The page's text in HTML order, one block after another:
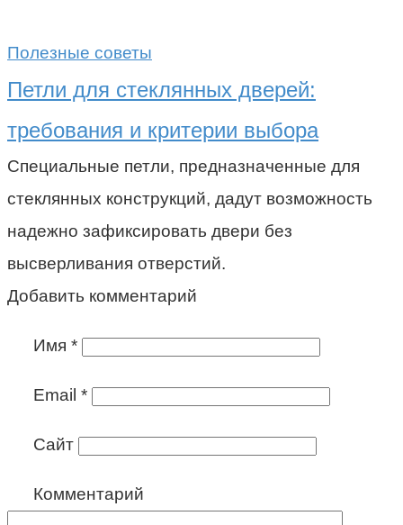
Полезные советы
Петли для стеклянных дверей:
требования и критерии выбора
Специальные петли, предназначенные для
стеклянных конструкций, дадут возможность
надежно зафиксировать двери без
высверливания отверстий.
Добавить комментарий
Имя *
Email *
Сайт
Комментарий